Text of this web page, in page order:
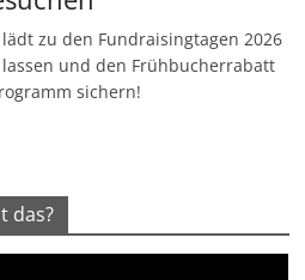
zu den Fundraisingtagen 2026
und den Frühbucherrabatt
sichern!
das?